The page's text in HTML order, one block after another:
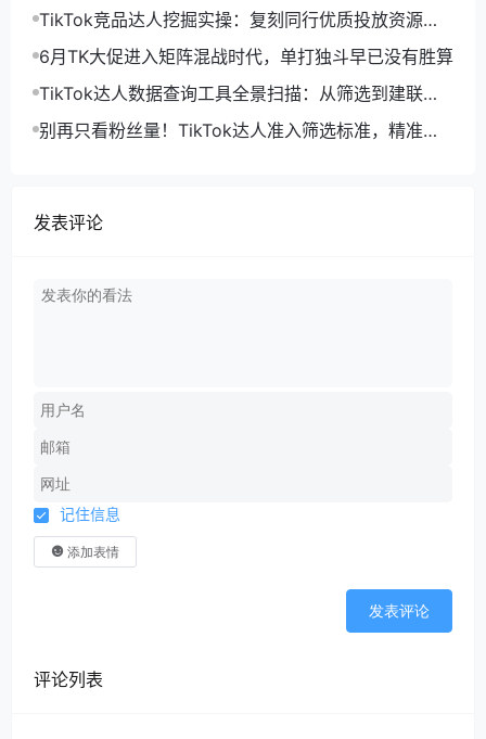
规避合作踩坑风险
TikTok竞品达人挖掘实操：复刻同行优质投放资源，
高效抢占垂类流量
6月TK大促进入矩阵混战时代，单打独斗早已没有胜算
TikTok达人数据查询工具全景扫描：从筛选到建联的
效率之战
别再只看粉丝量！TikTok达人准入筛选标准，精准避
发表评论
记住信息
添加表情
发表评论
评论列表